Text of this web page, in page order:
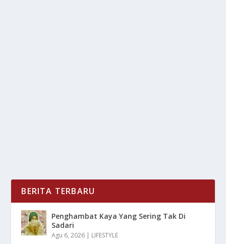
BERITA TERBARU
Penghambat Kaya Yang Sering Tak Di
Sadari
Agu 6, 2026 | LIFESTYLE